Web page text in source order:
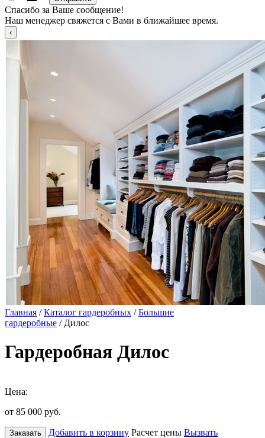
Спасибо за Ваше сообщение!
Наш менеджер свяжется с Вами в ближайшее время.
Главная /Каталог гардеробных /Большие
гардеробные / Дилос
Гардеробная Дилос
Цена:
от 85 000 руб.
Заказать Добавить в корзину Расчет цены Вызвать